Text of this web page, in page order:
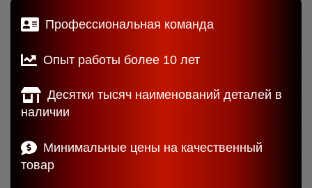
Профессиональная команда
Опыт работы более 10 лет
Десятки тысяч наименований деталей в
наличии
Минимальные цены на качественный
товар